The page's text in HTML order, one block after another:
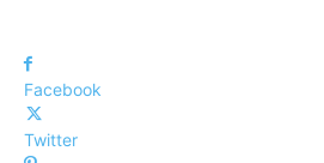
Facebook
Twitter